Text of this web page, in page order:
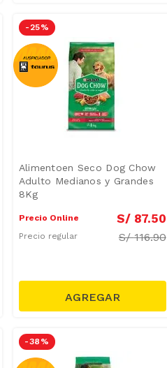
-25 %
Alimentoen Seco Dog Chow
Adulto Medianos y Grandes
8Kg
Precio Online S/ 87.50
Precio regular S/116.90
-38 %